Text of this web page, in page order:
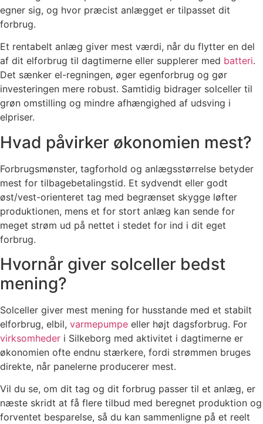
egner sig, og hvor præcist anlægget er tilpasset dit
forbrug.
Et rentabelt anlæg giver mest værdi, når du flytter en del
af dit elforbrug til dagtimerne eller supplerer med batteri.
Det sænker el-regningen, øger egenforbrug og gør
investeringen mere robust. Samtidig bidrager solceller til
grøn omstilling og mindre afhængighed af udsving i
elpriser.
Hvad påvirker økonomien mest?
Forbrugsmønster, tagforhold og anlægsstørrelse betyder
mest for tilbagebetalingstid. Et sydvendt eller godt
øst/vest-orienteret tag med begrænset skygge løfter
produktionen, mens et for stort anlæg kan sende for
meget strøm ud på nettet i stedet for ind i dit eget
forbrug.
Hvornår giver solceller bedst
mening?
Solceller giver mest mening for husstande med et stabilt
elforbrug, elbil, varmepumpe eller højt dagsforbrug. For
virksomheder i Silkeborg med aktivitet i dagtimerne er
økonomien ofte endnu stærkere, fordi strømmen bruges
direkte, når panelerne producerer mest.
Vil du se, om dit tag og dit forbrug passer til et anlæg, er
næste skridt at få flere tilbud med beregnet produktion og
forventet besparelse, så du kan sammenligne på et reelt